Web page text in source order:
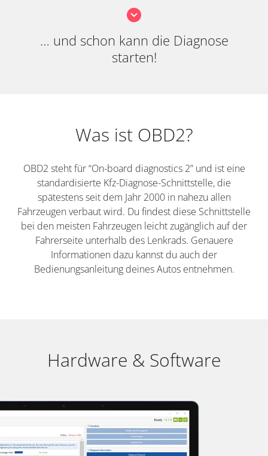
… und schon kann die Diagnose
starten!
Was ist OBD2?
OBD2 steht für “On-board diagnostics 2” und ist eine
standardisierte Kfz-Diagnose-Schnittstelle, die
spätestens seit dem Jahr 2000 in nahezu allen
Fahrzeugen verbaut wird. Du findest diese Schnittstelle
bei den meisten Fahrzeugen leicht zugänglich auf der
Fahrerseite unterhalb des Lenkrads. Genauere
Informationen dazu kannst du auch der
Bedienungsanleitung deines Autos entnehmen.
Hardware & Software